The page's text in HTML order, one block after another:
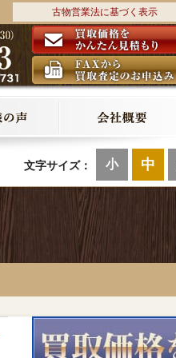
古物営業法に基づく表示
文字サイズ： 小 中